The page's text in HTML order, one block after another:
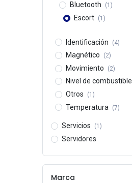
Bluetooth (1)
Escort (1)
Identificación (4)
Magnético (2)
Movimiento (2)
Nivel de combustible
Otros (1)
Temperatura (7)
Servicios (1)
Servidores
Marca